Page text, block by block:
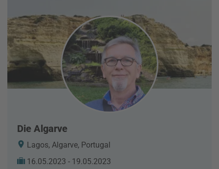
Die Algarve
Lagos, Algarve, Portugal
16.05.2023 - 19.05.2023